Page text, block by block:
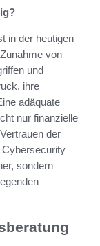
in der heutigen
von
und
ihre
adäquate
nur finanzielle
der
Cybersecurity
sondern